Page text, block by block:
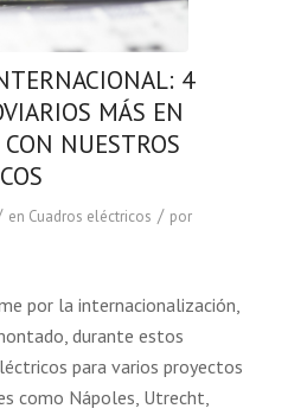
4
MÁS EN
NUESTROS
en Cuadros eléctricos / por
por la internacionalización,
durante estos
para varios proyectos
como Nápoles, Utrecht,